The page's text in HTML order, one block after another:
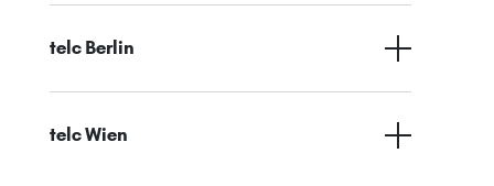
telc Berlin
telc Wien